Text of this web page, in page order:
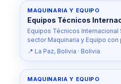
MAQUINARIA Y EQUIPO
Equipos Técnicos
Equipos Técnicos Internacional
sector Maquinaria y Equipo
📍 La Paz, Bolivia · Bolivia
MAQUINARIA Y EQUIPO